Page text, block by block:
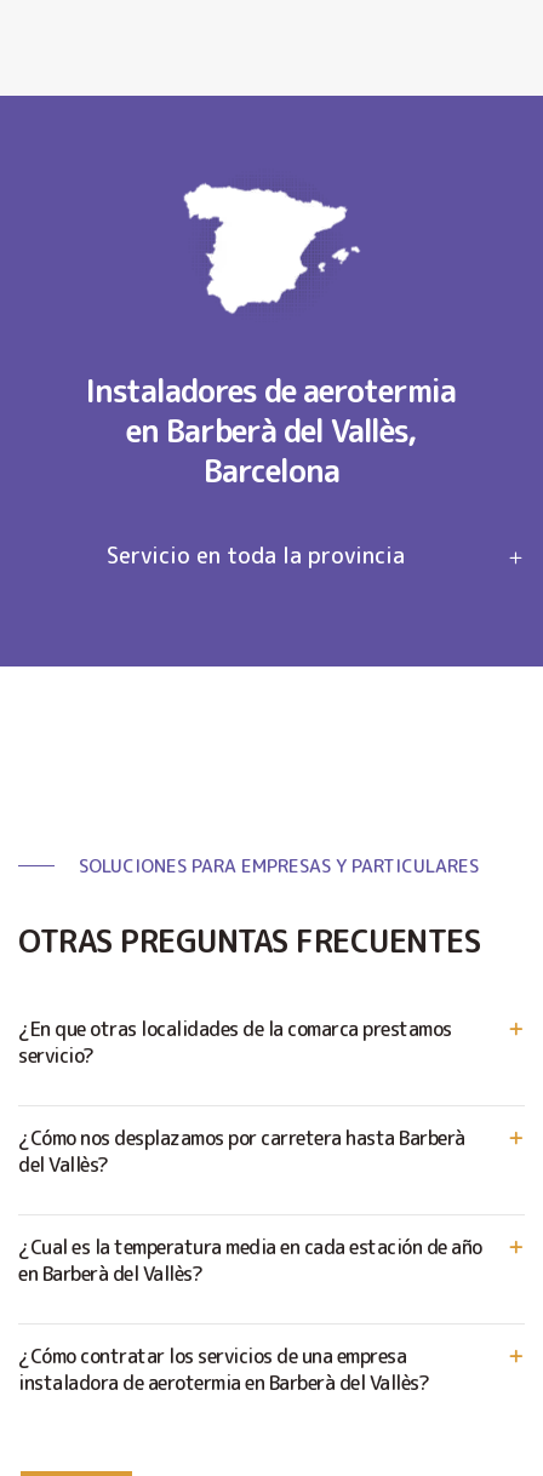
Instaladores de aerotermia
en Barberà del Vallès,
Barcelona
Servicio en toda la provincia
SOLUCIONES PARA EMPRESAS Y PARTICULARES
OTRAS PREGUNTAS FRECUENTES
¿En que otras localidades de la comarca prestamos
servicio?
¿Cómo nos desplazamos por carretera hasta Barberà
del Vallès?
¿Cual es la temperatura media en cada estación de año
en Barberà del Vallès?
¿Cómo contratar los servicios de una empresa
instaladora de aerotermia en Barberà del Vallès?